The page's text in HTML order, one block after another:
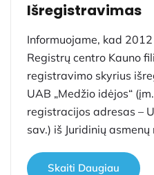
Išregistravimas
Informuojame, kad
Registrų centro Kauno
registravimo skyrius
UAB „Medžio idėjos“
registracijos adresas –
sav.) iš Juridinių asmenų
Skaiti Daugiau